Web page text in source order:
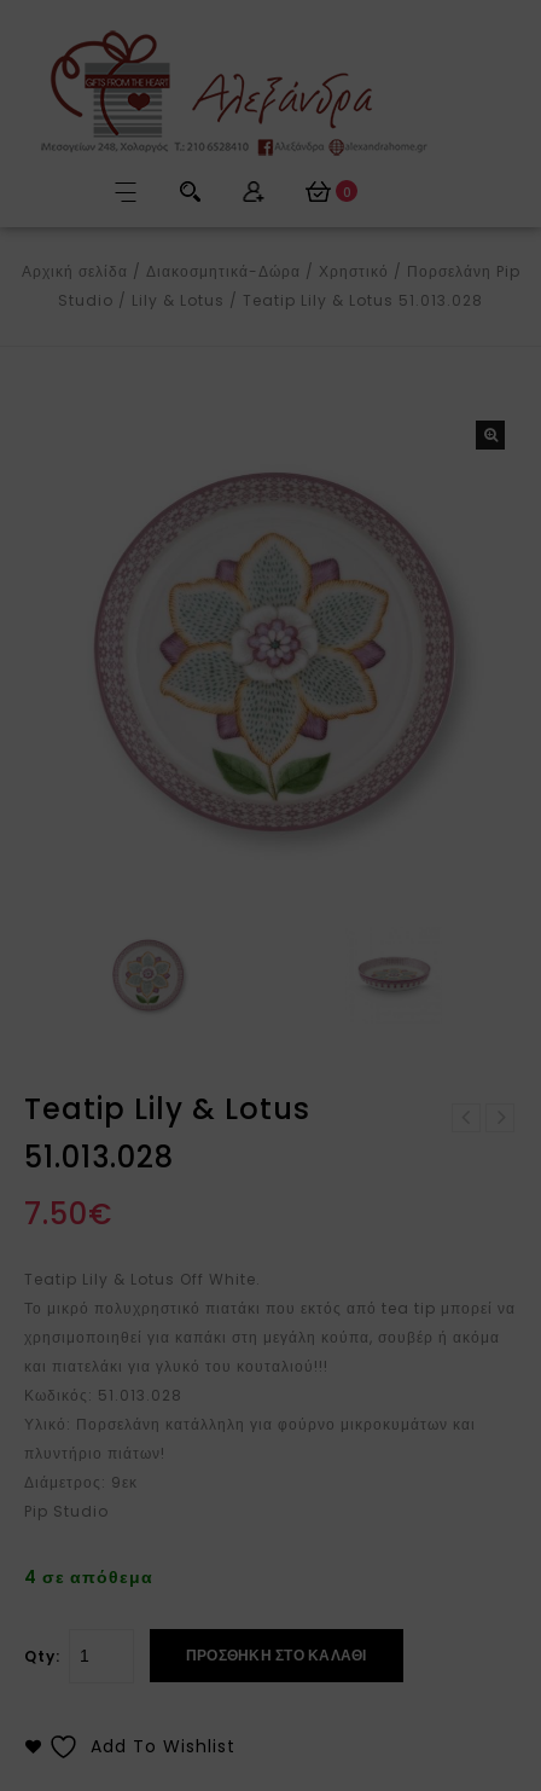
0
Αρχική σελίδα / Διακοσμητικά-Δώρα / Χρηστικό / Πορσελάνη Pip
Studio / Lily & Lotus / Teatip Lily & Lotus 51.013.028
Teatip Lily & Lotus
51.013.028
7.50€
Teatip Lily & Lotus Off White.
Το μικρό πολυχρηστικό πιατάκι που εκτός από tea tip μπορεί να
χρησιμοποιηθεί για καπάκι στη μεγάλη κούπα, σουβέρ ή ακόμα
και πιατελάκι για γλυκό του κουταλιού!!!
Κωδικός: 51.013.028
Υλικό: Πορσελάνη κατάλληλη για φούρνο μικροκυμάτων και
πλυντήριο πιάτων!
Διάμετρος: 9εκ
Pip Studio
4 σε απόθεμα
Qty: ΠΡΟΣΘΉΚΗ ΣΤΟ ΚΑΛΆΘΙ
Add To Wishlist